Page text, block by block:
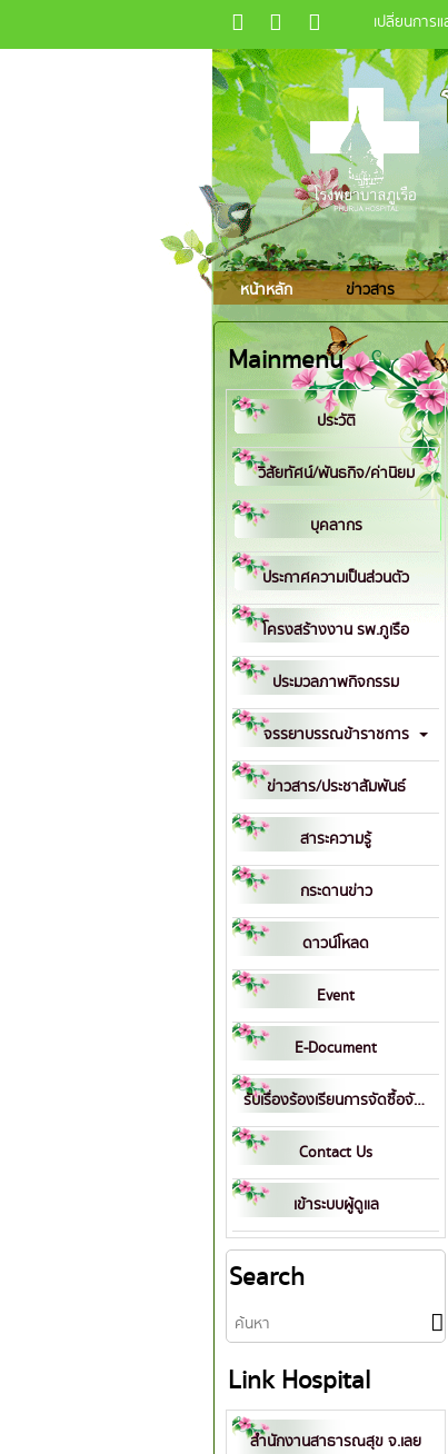
เปลี่ยนการ
หน้าหลัก ข่าวสาร
Mainmenu
ประวัติ
วิสัยทัศน์/พันธกิจ/ค่านิยม
บุคลากร
ประกาศความเป็นส่วนตัว
โครงสร้างงาน รพ.ภูเรือ
ประมวลภาพกิจกรรม
จรรยาบรรณข้าราชการ
ข่าวสาร/ประชาสัมพันธ์
สาระความรู้
กระดานข่าว
ดาวน์โหลด
Event
E-Document
รับเรื่องร้องเรียนการจัดซื้อจัดจ้าง
Contact Us
เข้าระบบผู้ดูแล
Search
Link Hospital
สำนักงานสาธารณสุข จ.เลย